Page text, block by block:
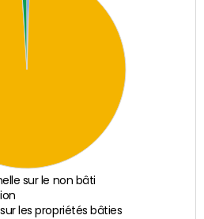
sur le non bâti
les propriétés bâties